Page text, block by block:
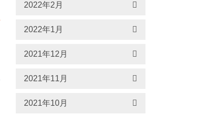
2022年2月
2022年1月
2021年12月
2021年11月
2021年10月